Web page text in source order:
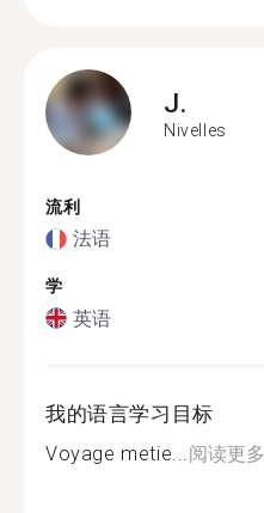
J.
Nivelles
流利
法语
学
英语
我的语言学习目标
Voyage metie... 阅读更多